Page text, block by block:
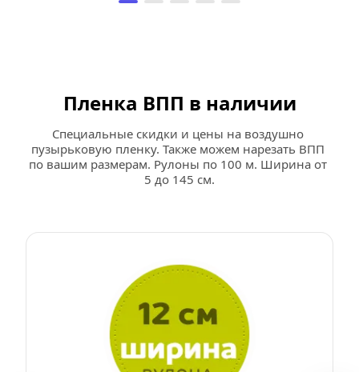
Пленка ВПП в наличии
Специальные скидки и цены на воздушно
пузырьковую пленку. Также можем нарезать ВПП
по вашим размерам. Рулоны по 100 м. Ширина от
5 до 145 см.